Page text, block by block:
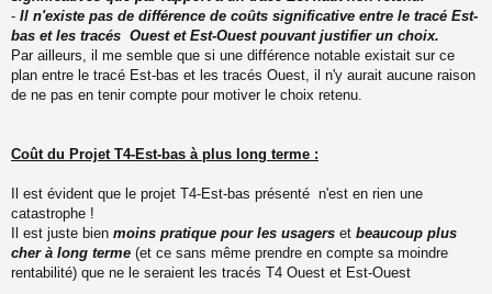
- Il n'existe pas de différence de coûts significative entre le tracé Est-
bas et les tracés Ouest et Est-Ouest pouvant justifier un choix.
Par ailleurs, il me semble que si une différence notable existait sur ce
plan entre le tracé Est-bas et les tracés Ouest, il n'y aurait aucune raison
de ne pas en tenir compte pour motiver le choix retenu.
Coût du Projet T4-Est-bas à plus long terme :
Il est évident que le projet T4-Est-bas présenté n'est en rien une
catastrophe !
Il est juste bien moins pratique pour les usagers et beaucoup plus
cher à long terme (et ce sans même prendre en compte sa moindre
rentabilité) que ne le seraient les tracés T4 Ouest et Est-Ouest